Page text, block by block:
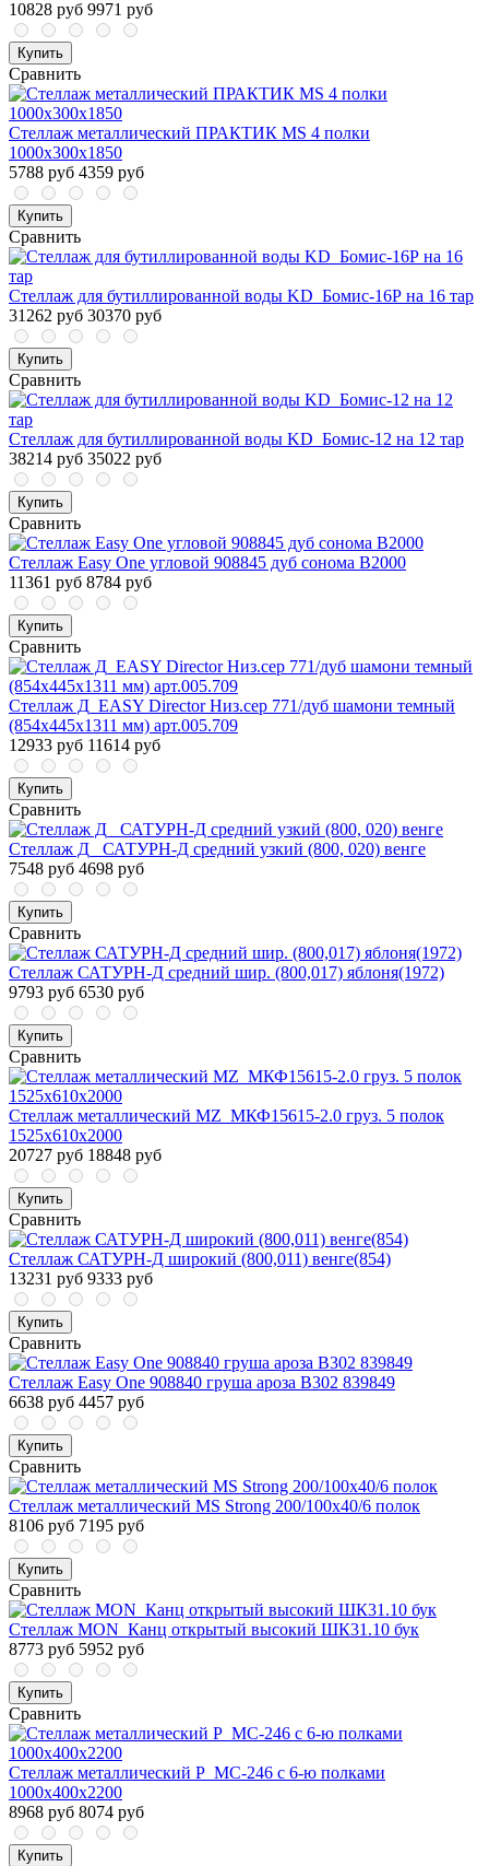
10828 руб 9971 руб
Купить
Сравнить
Стеллаж металлический ПРАКТИК MS 4 полки
1000х300х1850
5788 руб 4359 руб
Купить
Сравнить
Стеллаж для бутиллированной воды KD_Бомис-16Р на 16 тар
31262 руб 30370 руб
Купить
Сравнить
Стеллаж для бутиллированной воды KD_Бомис-12 на 12 тар
38214 руб 35022 руб
Купить
Сравнить
Стеллаж Easy One угловой 908845 дуб сонома В2000
11361 руб 8784 руб
Купить
Сравнить
Стеллаж Д_EASY Director Низ.сер 771/дуб шамони темный
(854х445х1311 мм) арт.005.709
12933 руб 11614 руб
Купить
Сравнить
Стеллаж Д_ САТУРН-Д средний узкий (800, 020) венге
7548 руб 4698 руб
Купить
Сравнить
Стеллаж САТУРН-Д средний шир. (800,017) яблоня(1972)
9793 руб 6530 руб
Купить
Сравнить
Стеллаж металлический MZ_МКФ15615-2.0 груз. 5 полок
1525х610х2000
20727 руб 18848 руб
Купить
Сравнить
Стеллаж САТУРН-Д широкий (800,011) венге(854)
13231 руб 9333 руб
Купить
Сравнить
Стеллаж Easy One 908840 груша ароза В302 839849
6638 руб 4457 руб
Купить
Сравнить
Стеллаж металлический MS Strong 200/100x40/6 полок
8106 руб 7195 руб
Купить
Сравнить
Стеллаж MON_Канц открытый высокий ШК31.10 бук
8773 руб 5952 руб
Купить
Сравнить
Стеллаж металлический P_МС-246 с 6-ю полками
1000x400x2200
8968 руб 8074 руб
Купить